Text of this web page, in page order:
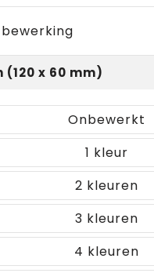
bewerking
(120 x 60 mm)
Onbewerkt
1
2
3
4